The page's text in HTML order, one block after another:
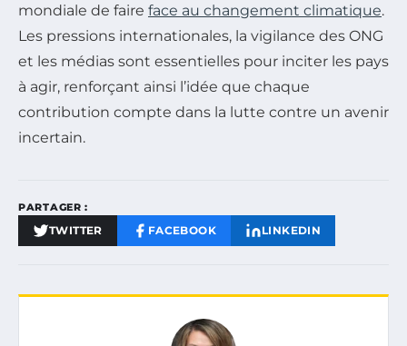
mondiale de faire face au changement climatique.
Les pressions internationales, la vigilance des ONG
et les médias sont essentielles pour inciter les pays
à agir, renforçant ainsi l’idée que chaque
contribution compte dans la lutte contre un avenir
incertain.
PARTAGER :
TWITTER FACEBOOK LINKEDIN